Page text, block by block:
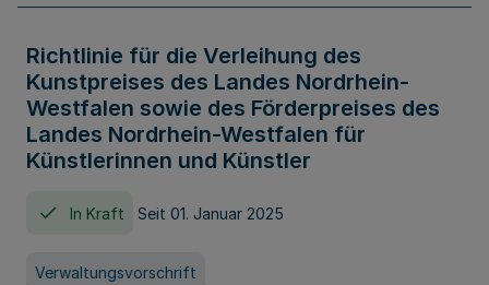
Richtlinie für die Verleihung des
Kunstpreises des Landes Nordrhein-
Westfalen sowie des Förderpreises des
Landes Nordrhein-Westfalen für
Künstlerinnen und Künstler
In Kraft Seit 01. Januar 2025
Verwaltungsvorschrift